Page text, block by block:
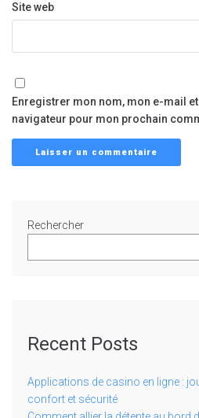
Site web
Enregistrer mon nom, mon e-mail
navigateur pour mon prochain
Rechercher
Recent Posts
Applications de casino en ligne :
confort et sécurité